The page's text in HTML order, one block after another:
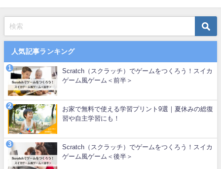
人気記事ランキング
Scratch（スクラッチ）でゲームをつくろう！スイカ
ゲーム風ゲーム＜前半＞
お家で無料で使える学習プリント9選｜夏休みの総復
習や自主学習にも！
Scratch（スクラッチ）でゲームをつくろう！スイカ
ゲーム風ゲーム＜後半＞